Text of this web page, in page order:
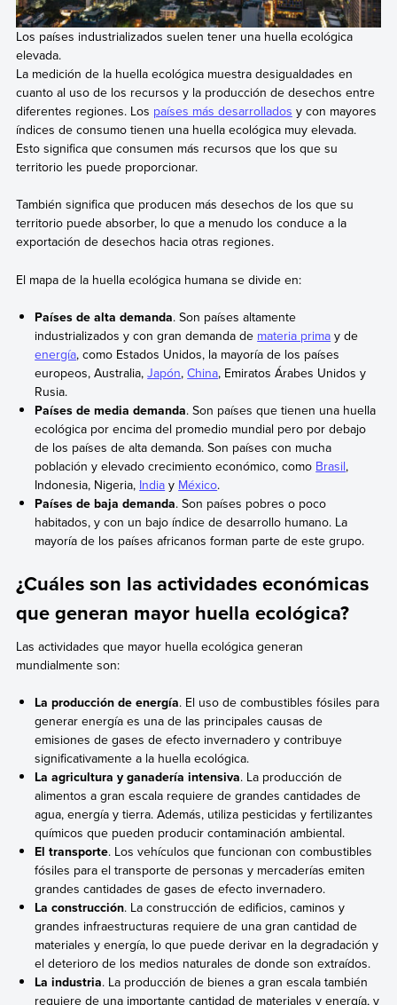
Los países industrializados suelen tener una huella ecológica
elevada.
La medición de la huella ecológica muestra desigualdades en
cuanto al uso de los recursos y la producción de desechos entre
diferentes regiones. Los países más desarrollados y con mayores
índices de consumo tienen una huella ecológica muy elevada.
Esto significa que consumen más recursos que los que su
territorio les puede proporcionar.
También significa que producen más desechos de los que su
territorio puede absorber, lo que a menudo los conduce a la
exportación de desechos hacia otras regiones.
El mapa de la huella ecológica humana se divide en:
Países de alta demanda. Son países altamente
industrializados y con gran demanda de materia prima y de
energía, como Estados Unidos, la mayoría de los países
europeos, Australia,Japón,China, Emiratos Árabes Unidos y
Rusia.
Países de media demanda. Son países que tienen una huella
ecológica por encima del promedio mundial pero por debajo
de los países de alta demanda. Son países con mucha
población y elevado crecimiento económico, como Brasil,
Indonesia, Nigeria, India y México.
Países de baja demanda. Son países pobres o poco
habitados, y con un bajo índice de desarrollo humano. La
mayoría de los países africanos forman parte de este grupo.
¿Cuáles son las actividades económicas
que generan mayor huella ecológica?
Las actividades que mayor huella ecológica generan
mundialmente son:
La producción de energía. El uso de combustibles fósiles para
generar energía es una de las principales causas de
emisiones de gases de efecto invernadero y contribuye
significativamente a la huella ecológica.
La agricultura y ganadería intensiva. La producción de
alimentos a gran escala requiere de grandes cantidades de
agua, energía y tierra. Además, utiliza pesticidas y fertilizantes
químicos que pueden producir contaminación ambiental.
El transporte. Los vehículos que funcionan con combustibles
fósiles para el transporte de personas y mercaderías emiten
grandes cantidades de gases de efecto invernadero.
La construcción. La construcción de edificios, caminos y
grandes infraestructuras requiere de una gran cantidad de
materiales y energía, lo que puede derivar en la degradación y
el deterioro de los medios naturales de donde son extraídos.
La industria. La producción de bienes a gran escala también
requiere de una importante cantidad de materiales y energía, y